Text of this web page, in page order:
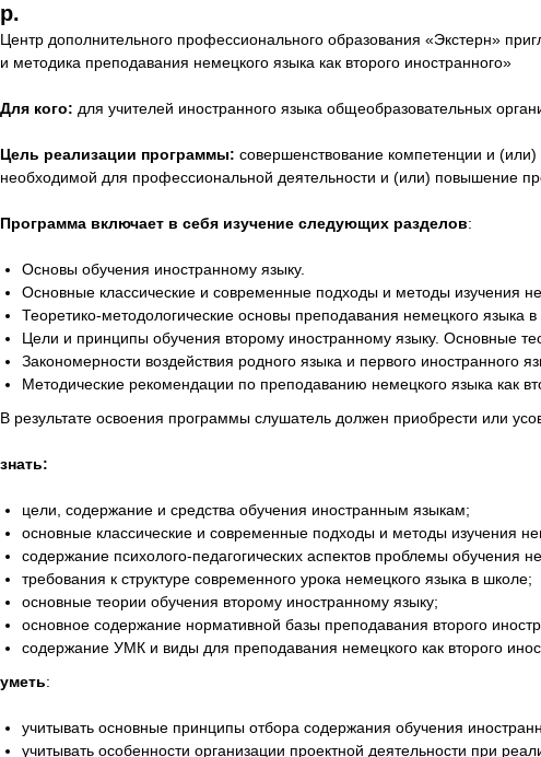
р.
Центр дополнительного профессионального образования «Экстерн»
и методика преподавания немецкого языка как второго иностранного»
Для кого: для учителей иностранного языка общеобразовательных
Цель реализации программы: совершенствование компетенции и (или)
необходимой для профессиональной деятельности и (или) повышение
Программа включает в себя изучение следующих разделов:
Основы обучения иностранному языку.
Основные классические и современные подходы и методы изучения
Теоретико-методологические основы преподавания немецкого языка в
Цели и принципы обучения второму иностранному языку. Основные
Закономерности воздействия родного языка и первого иностранного
Методические рекомендации по преподаванию немецкого языка как
В результате освоения программы слушатель должен приобрести или
знать:
цели, содержание и средства обучения иностранным языкам;
основные классические и современные подходы и методы изучения
содержание психолого-педагогических аспектов проблемы обучения
требования к структуре современного урока немецкого языка в школе;
основные теории обучения второму иностранному языку;
основное содержание нормативной базы преподавания второго
содержание УМК и виды для преподавания немецкого как второго
уметь:
учитывать основные принципы отбора содержания обучения
учитывать особенности организации проектной деятельности при